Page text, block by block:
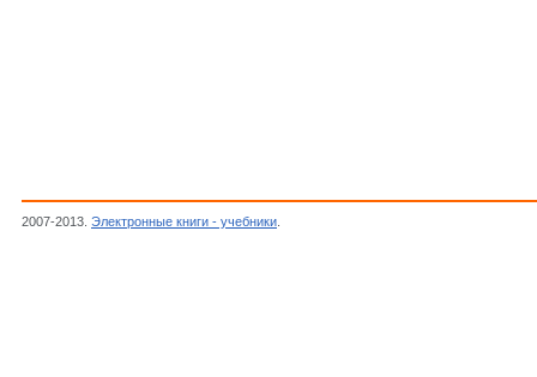
2007-2013. Электронные книги - учебники